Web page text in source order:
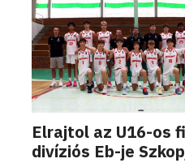
Elrajtol az U16-os
divíziós Eb-je